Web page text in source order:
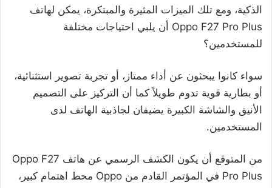
الذكية، ومع تلك الميزات المثيرة والمبتكرة، يمكن لهاتف
Oppo F27 Pro Plus أن يلبي احتياجات مختلفة
للمستخدمين؟
سواء كانوا يبحثون عن أداء ممتاز، أو تجربة تصوير استثنائية،
أو بطارية قوية تدوم طويلاً كما أن التركيز على التصميم
الأنيق والشاشة الكبيرة يضيفان لجاذبية الهاتف لدى
المستخدمين.
من المتوقع أن يكون الكشف الرسمي عن هاتف Oppo F27
Pro Plus في المؤتمر القادم من Oppo محط اهتمام كبير،